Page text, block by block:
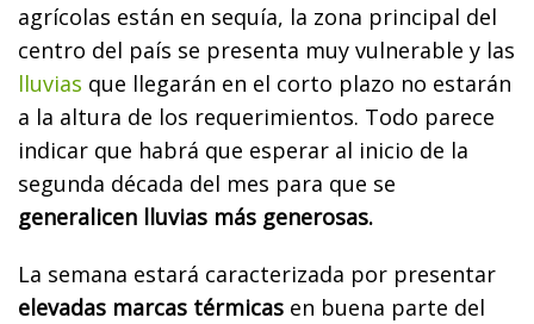
agrícolas están en sequía, la zona principal del
centro del país se presenta muy vulnerable y las
lluvias que llegarán en el corto plazo no estarán
a la altura de los requerimientos. Todo parece
indicar que habrá que esperar al inicio de la
segunda década del mes para que se
generalicen lluvias más generosas.
La semana estará caracterizada por presentar
elevadas marcas térmicas en buena parte del